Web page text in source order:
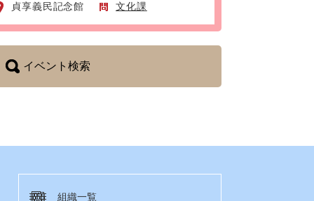
貞享義民記念館 文化課
イベント検索
組織一覧